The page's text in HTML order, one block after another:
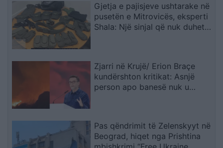
Gjetja e pajisjeve ushtarake në
pusetën e Mitrovicës, eksperti
Shala: Një sinjal që nuk duhet
Zjarri në Krujë/ Erion Braçe
kundërshton kritikat: Asnjë
person apo banesë nuk u
Pas qëndrimit të Zelenskyyt në
Beograd, hiqet nga Prishtina